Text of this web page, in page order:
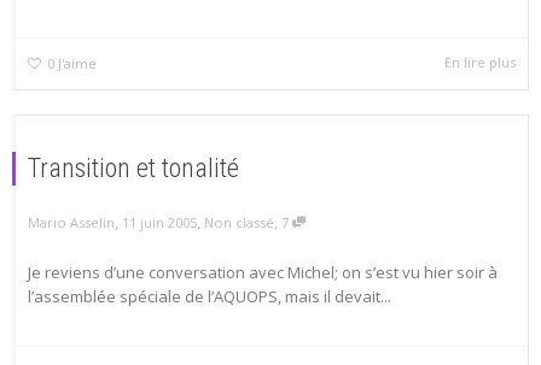
0 J'aime En lire plus
Transition et tonalité
Mario Asselin, 11 juin 2005, Non classé, 7
Je reviens d’une conversation avec Michel; on s’est vu hier soir à
l’assemblée spéciale de l’AQUOPS, mais il devait...